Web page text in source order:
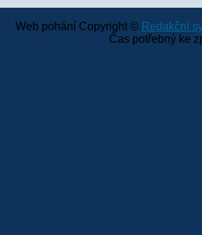
Web pohání Copyright © Redakční
Čas potřebný ke